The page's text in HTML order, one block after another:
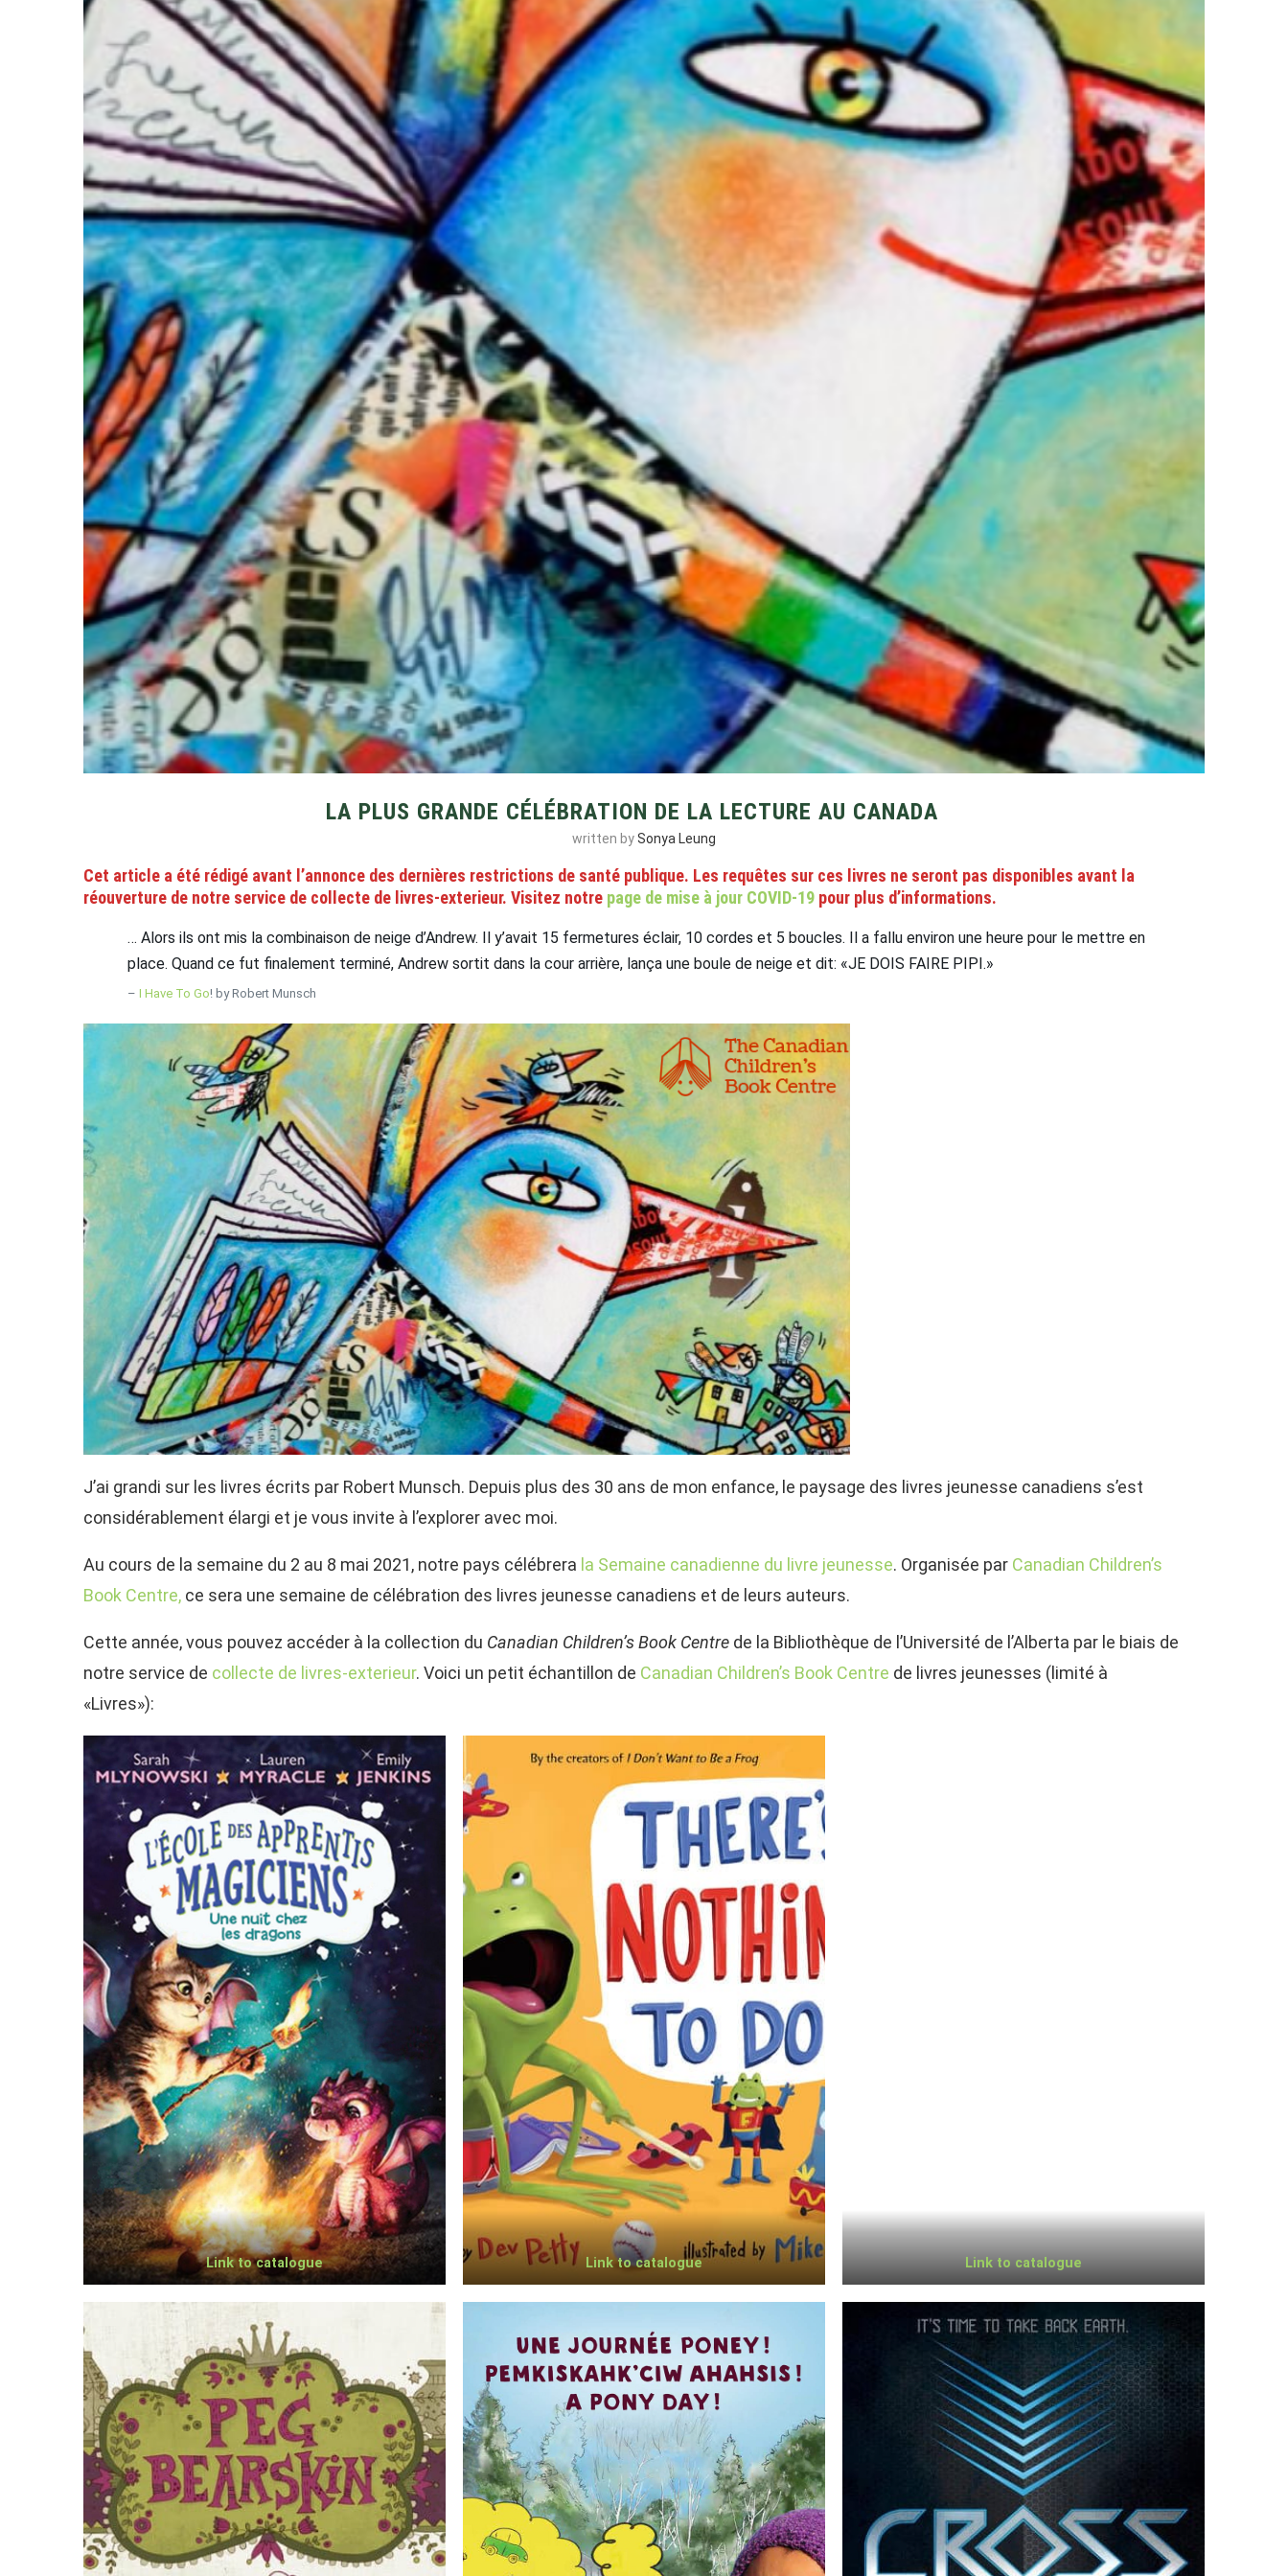
LA PLUS GRANDE CÉLÉBRATION DE LA LECTURE AU CANADA
written bySonya Leung
Cet article a été rédigé avant l’annonce des dernières restrictions de santé publique. Les requêtes sur ces livres ne seront pas disponibles avant la
réouverture de notre service de collecte de livres-exterieur. Visitez notre page de mise à jour COVID-19 pour plus d’informations.
… Alors ils ont mis la combinaison de neige d’Andrew. Il y’avait 15 fermetures éclair, 10 cordes et 5 boucles. Il a fallu environ une heure pour le mettre en
place. Quand ce fut finalement terminé, Andrew sortit dans la cour arrière, lança une boule de neige et dit: «JE DOIS FAIRE PIPI.»
– I Have To Go! by Robert Munsch
J’ai grandi sur les livres écrits par Robert Munsch. Depuis plus des 30 ans de mon enfance, le paysage des livres jeunesse canadiens s’est
considérablement élargi et je vous invite à l’explorer avec moi.
Au cours de la semaine du 2 au 8 mai 2021, notre pays célébrera la Semaine canadienne du livre jeunesse. Organisée par Canadian Children’s
Book Centre, ce sera une semaine de célébration des livres jeunesse canadiens et de leurs auteurs.
Cette année, vous pouvez accéder à la collection du Canadian Children’s Book Centre de la Bibliothèque de l’Université de l’Alberta par le biais de
notre service de collecte de livres-exterieur. Voici un petit échantillon de Canadian Children’s Book Centre de livres jeunesses (limité à
«Livres»):
Link to catalogue Link to catalogue Link to catalogue